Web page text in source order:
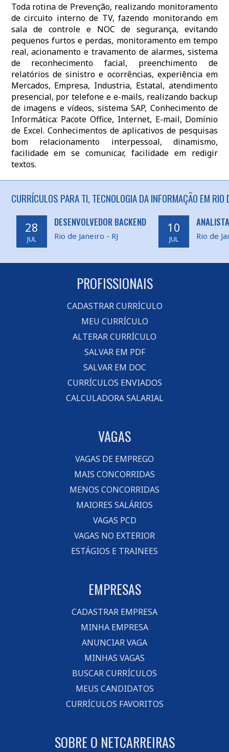
Toda rotina de Prevenção, realizando monitoramento
de circuito interno de TV, fazendo monitorando em
sala de controle e NOC de segurança, evitando
pequenos furtos e perdas, monitoramento em tempo
real, acionamento e travamento de alarmes, sistema
de reconhecimento facial, preenchimento de
relatórios de sinistro e ocorrências, experiência em
Mercados, Empresa, Industria, Estatal, atendimento
presencial, por telefone e e-mails, realizando backup
de imagens e vídeos, sistema SAP, Conhecimento de
Informática: Pacote Office, Internet, E-mail, Domínio
de Excel. Conhecimentos de aplicativos de pesquisas
bom relacionamento interpessoal, dinamismo,
facilidade em se comunicar, facilidade em redigir
textos.
CURRÍCULOS PARA TI, TECNOLOGIA DA INFORMAÇÃO EM RIO
28
JUL
DESENVOLVEDOR BACKEND
Rio de Janeiro - RJ
10
JUL Rio de
PROFISSIONAIS
CADASTRAR CURRÍCULO
MEU CURRÍCULO
ALTERAR CURRÍCULO
SALVAR EM PDF
SALVAR EM DOC
CURRÍCULOS ENVIADOS
CALCULADORA SALARIAL
VAGAS
VAGAS DE EMPREGO
MAIS CONCORRIDAS
MENOS CONCORRIDAS
MAIORES SALÁRIOS
VAGAS PCD
VAGAS NO EXTERIOR
ESTÁGIOS E TRAINEES
EMPRESAS
CADASTRAR EMPRESA
MINHA EMPRESA
ANUNCIAR VAGA
MINHAS VAGAS
BUSCAR CURRÍCULOS
MEUS CANDIDATOS
CURRÍCULOS FAVORITOS
SOBRE O NETCARREIRAS